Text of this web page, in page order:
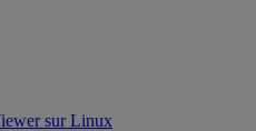
sur Linux